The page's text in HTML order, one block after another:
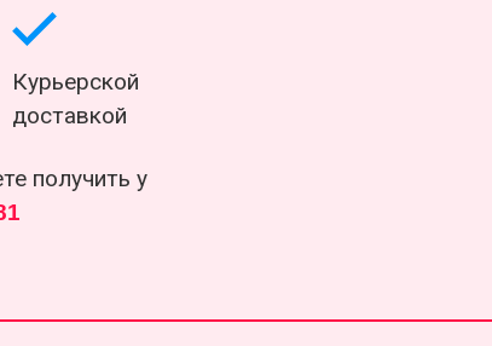
Курьерской
доставкой
получить у